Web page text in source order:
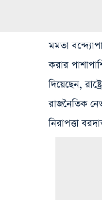
মমতা
করার
দিয়েছেন,
রাজনৈতিক
নিরাপত্তা